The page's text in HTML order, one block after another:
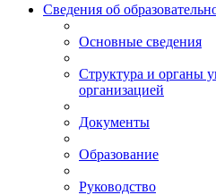
Сведения об
Основные сведения
Структура и органы
организацией
Документы
Образование
Руководство